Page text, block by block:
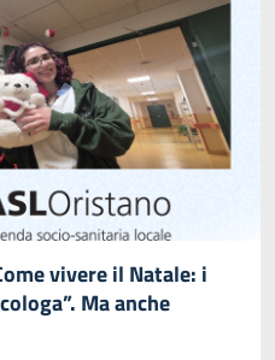
vivere il Natale: i
Ma anche